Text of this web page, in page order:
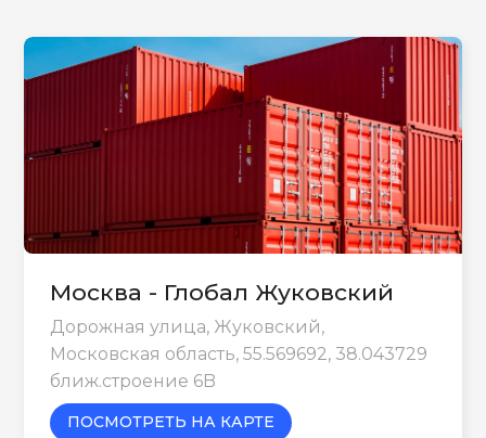
Москва - Глобал Жуковский
Дорожная улица, Жуковский,
Московская область, 55.569692, 38.043729
ближ.строение 6B
ПОСМОТРЕТЬ НА КАРТЕ